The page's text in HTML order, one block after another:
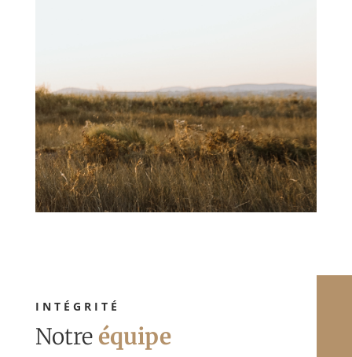
INTÉGRITÉ
Notre équipe